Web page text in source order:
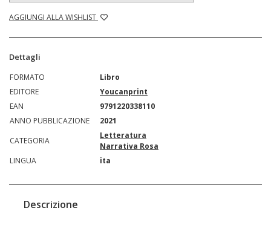
AGGIUNGI ALLA WISHLIST
Dettagli
FORMATO
Libro
EDITORE
Youcanprint
EAN
9791220338110
ANNO PUBBLICAZIONE
2021
CATEGORIA
Letteratura
Narrativa Rosa
LINGUA
ita
Descrizione